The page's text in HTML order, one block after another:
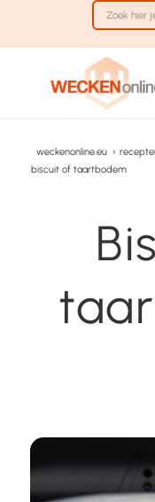
weckenonline.eu ›
biscuit of taartbodem